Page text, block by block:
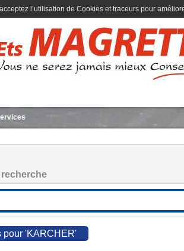
l’utilisation de Cookies et traceurs pour
pour 'KARCHER'